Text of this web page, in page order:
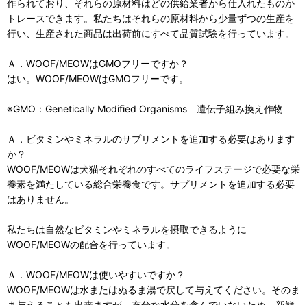
作られており、それらの原材料はどの供給業者から仕入れたものか
トレースできます。私たちはそれらの原材料から少量ずつの生産を
行い、生産された商品は出荷前にすべて品質試験を行っています。
Ａ．WOOF/MEOWはGMOフリーですか？
はい。WOOF/MEOWはGMOフリーです。
※GMO：Genetically Modified Organisms 遺伝子組み換え作物
Ａ．ビタミンやミネラルのサプリメントを追加する必要はあります
か？
WOOF/MEOWは犬猫それぞれのすべてのライフステージで必要な栄
養素を満たしている総合栄養食です。サプリメントを追加する必要
はありません。
私たちは自然なビタミンやミネラルを摂取できるように
WOOF/MEOWの配合を行っています。
Ａ．WOOF/MEOWは使いやすいですか？
WOOF/MEOWは水またはぬるま湯で戻して与えてください。そのま